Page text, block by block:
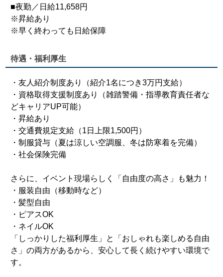
■夜勤／日給11,658円
※昇給あり
※早く終わっても日給保障
待遇・福利厚生
・友人紹介制度あり（紹介1名につき3万円支給）
・資格取得支援制度あり（雑踏警備・指導教育責任者な
どキャリアUP可能）
・昇給あり
・交通費規定支給（1日上限1,500円）
・制服貸与（夏は涼しい空調服、冬は防寒着を完備）
・社会保険完備
さらに、イベント現場らしく「自由度の高さ」も魅力！
・服装自由（移動時など）
・髪型自由
・ピアスOK
・ネイルOK
「しっかりした福利厚生」と「おしゃれも楽しめる自由
さ」の両方があるから、安心して長く続けやすい環境で
す。